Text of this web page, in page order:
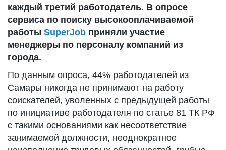
каждый третий работодатель. В опросе
сервиса по поиску высокооплачиваемой
работы SuperJob приняли участие
менеджеры по персоналу компаний из
города.
По данным опроса, 44% работодателей из
Самары никогда не принимают на работу
соискателей, уволенных с предыдущей работы
по инициативе работодателя по статье 81 ТК РФ
с такими основаниями как несоответствие
занимаемой должности, неоднократное